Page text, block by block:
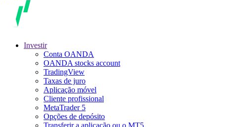
Investir
Conta OANDA
OANDA stocks account
TradingView
Taxas de juro
Aplicação móvel
Cliente profissional
MetaTrader 5
Opções de depósito
Transferir a aplicação ou o MT5